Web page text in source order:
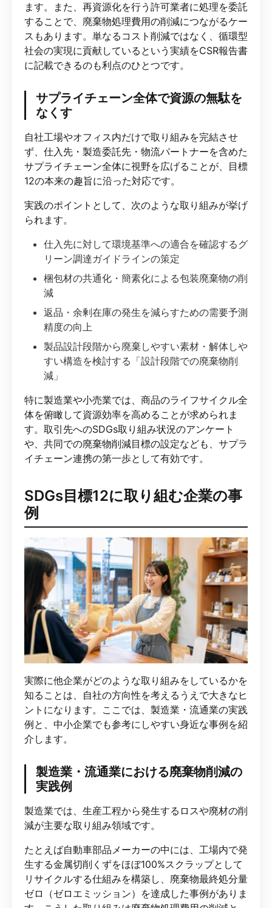
ます。また、再資源化を行う許可業者に処理を委託
することで、廃棄物処理費用の削減につながるケー
スもあります。単なるコスト削減ではなく、循環型
社会の実現に貢献しているという実績をCSR報告書
に記載できるのも利点のひとつです。
サプライチェーン全体で資源の無駄を
なくす
自社工場やオフィス内だけで取り組みを完結させ
ず、仕入先・製造委託先・物流パートナーを含めた
サプライチェーン全体に視野を広げることが、目標
12の本来の趣旨に沿った対応です。
実践のポイントとして、次のような取り組みが挙げ
られます。
仕入先に対して環境基準への適合を確認するグ
リーン調達ガイドラインの策定
梱包材の共通化・簡素化による包装廃棄物の削
減
返品・余剰在庫の発生を減らすための需要予測
精度の向上
製品設計段階から廃棄しやすい素材・解体しや
すい構造を検討する「設計段階での廃棄物削
減」
特に製造業や小売業では、商品のライフサイクル全
体を俯瞰して資源効率を高めることが求められま
す。取引先へのSDGs取り組み状況のアンケート
や、共同での廃棄物削減目標の設定なども、サプラ
イチェーン連携の第一歩として有効です。
SDGs目標12に取り組む企業の事
例
実際に他企業がどのような取り組みをしているかを
知ることは、自社の方向性を考えるうえで大きなヒ
ントになります。ここでは、製造業・流通業の実践
例と、中小企業でも参考にしやすい身近な事例を紹
介します。
製造業・流通業における廃棄物削減の
実践例
製造業では、生産工程から発生するロスや廃材の削
減が主要な取り組み領域です。
たとえば自動車部品メーカーの中には、工場内で発
生する金属切削くずをほぼ100%スクラップとして
リサイクルする仕組みを構築し、廃棄物最終処分量
ゼロ（ゼロエミッション）を達成した事例がありま